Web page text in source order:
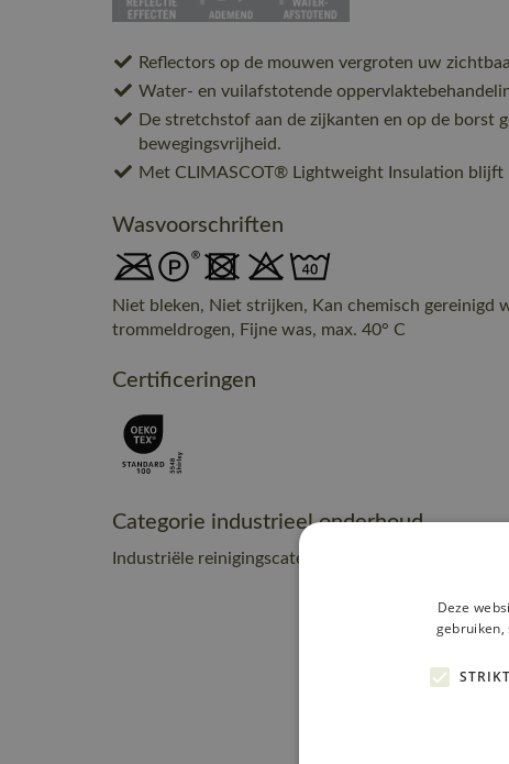
Reflectors op de mouwen vergroten uw
Water- en vuilafstotende
De stretchstof aan de zijkanten en op de borst
bewegingsvrijheid.
Met CLIMASCOT® Lightweight Insulation blijft
Wasvoorschriften
Niet bleken, Niet strijken, Kan chemisch gereinigd
trommeldrogen, Fijne was, max. 40° C
Certificeringen
Categorie industrieel onderhoud
Industriële reinigingscategorie C2
Deze
gebruiken,